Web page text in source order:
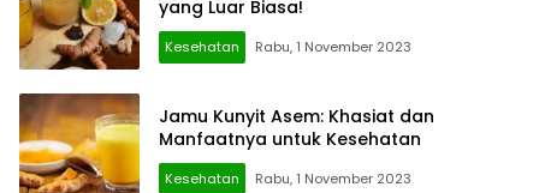
yang Luar Biasa!
Kesehatan Rabu, 1 November 2023
Jamu Kunyit Asem: Khasiat dan
Manfaatnya untuk Kesehatan
Kesehatan Rabu, 1 November 2023